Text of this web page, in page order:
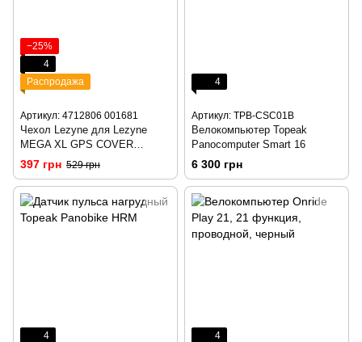
−25%
4
Распродажа
Артикул: 4712806 001681
Чехол Lezyne для Lezyne
MEGA XL GPS COVER
черный Y13
397 грн 529 грн
4
Артикул: TPB-CSC01B
Велокомпьютер Topeak
Panocomputer Smart 16
6 300 грн
4 4